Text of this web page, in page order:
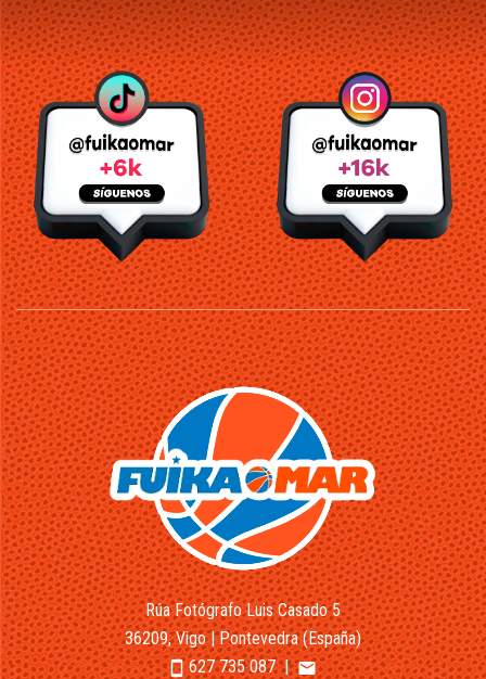
Rúa Fotógrafo Luis Casado 5
36209, Vigo | Pontevedra (España)
smartphone627 735 087|email